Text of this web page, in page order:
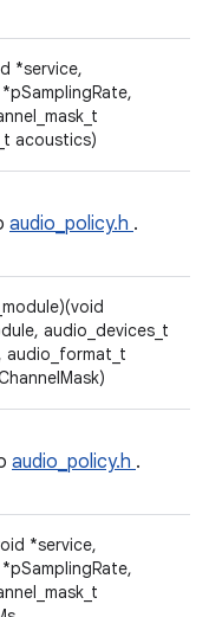
*service,
acoustics)
audio_policy.h .
audio_devices_t
audio_format_t
audio_policy.h .
*service,